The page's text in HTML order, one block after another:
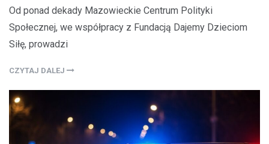
Od ponad dekady Mazowieckie Centrum Polityki
Społecznej, we współpracy z Fundacją Dajemy Dzieciom
Siłę, prowadzi
CZYTAJ DALEJ